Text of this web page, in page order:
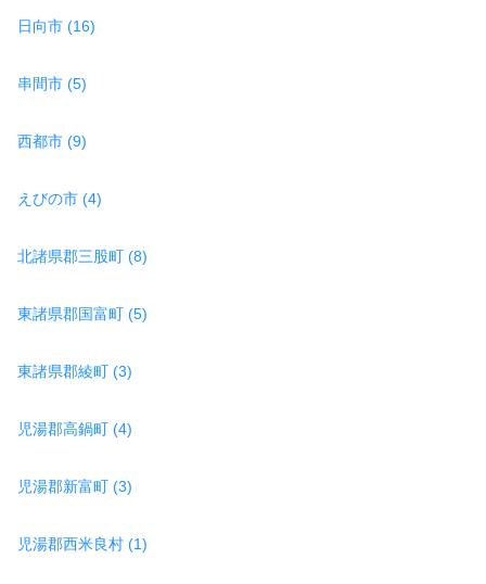
日向市 (16)
串間市 (5)
西都市 (9)
えびの市 (4)
北諸県郡三股町 (8)
東諸県郡国富町 (5)
東諸県郡綾町 (3)
児湯郡高鍋町 (4)
児湯郡新富町 (3)
児湯郡西米良村 (1)